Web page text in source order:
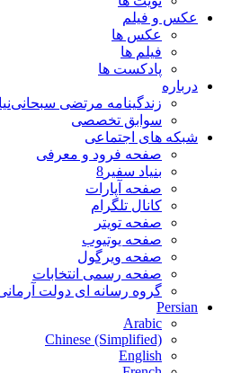
عکس و فیلم
عکس ها
فیلم ها
پادکست ها
درباره
زندگینامه مرتضی سبحانی‌نیا
سوابق تخصصی
شبکه های اجتماعی
صفحه فرود و معرفی
بنیاد سفیر8
صفحه آپارات
کانال تلگرام
صفحه تویتر
صفحه یوتیوب
صفحه ویرگول
صفحه رسمی انتخابات
گروه رسانه ای دولت
Persian
Arabic
Chinese (Simplified)
English